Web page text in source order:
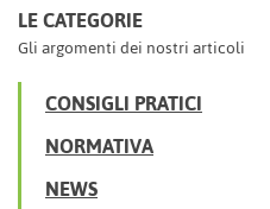
LE CATEGORIE
Gli argomenti dei nostri articoli
CONSIGLI PRATICI
NORMATIVA
NEWS